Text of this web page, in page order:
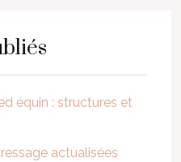
équin : structures et
actualisées